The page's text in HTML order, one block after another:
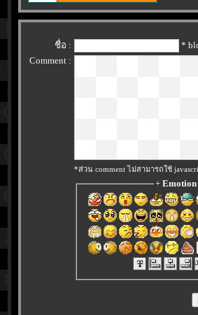
ชื่อ :
*
Comment :
*ส่วน comment ไม่สามารถใช้
+ Emotion